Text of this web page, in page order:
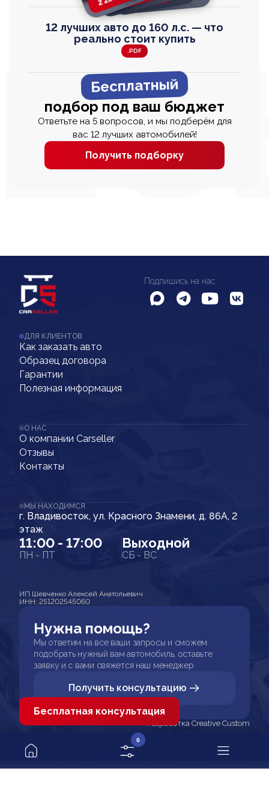
12 лучших авто до 160 л.с. — что
реально стоит купить
.PDF
Бесплатный
подбор под ваш бюджет
Ответьте на 5 вопросов, и мы подберём для
вас 12 лучших автомобилей!
Получить подборку
Подпишись на нас
ДЛЯ КЛИЕНТОВ
Как заказать авто
Образец договора
Гарантии
Полезная информация
О НАС
О компании Carseller
Отзывы
Контакты
МЫ НАХОДИМСЯ
г. Владивосток, ул. Красного Знамени, д. 86А, 2
этаж
11:00 - 17:00
ПН - ПТ
Выходной
СБ - ВС
ИП Шевченко Алексей Анатольевич
ИНН: 251202545060
Нужна помощь?
Мы ответим на все ваши запросы и сможем
подобрать нужный вам автомобиль, оставьте
заявку и с вами свяжется наш менеджер
Получить консультацию
Разработка Creative Custom
6
Бесплатная консультация